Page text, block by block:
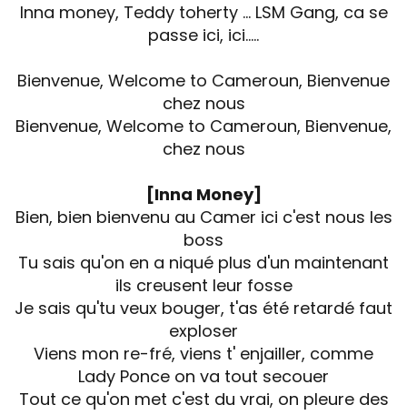
Inna money, Teddy toherty … LSM Gang, ca se
passe ici, ici…..
Bienvenue, Welcome to Cameroun, Bienvenue
chez nous
Bienvenue, Welcome to Cameroun, Bienvenue,
chez nous
[Inna Money]
Bien, bien bienvenu au Camer ici c'est nous les
boss
Tu sais qu'on en a niqué plus d'un maintenant
ils creusent leur fosse
Je sais qu'tu veux bouger, t'as été retardé faut
exploser
Viens mon re-fré, viens t' enjailler, comme
Lady Ponce on va tout secouer
Tout ce qu'on met c'est du vrai, on pleure des